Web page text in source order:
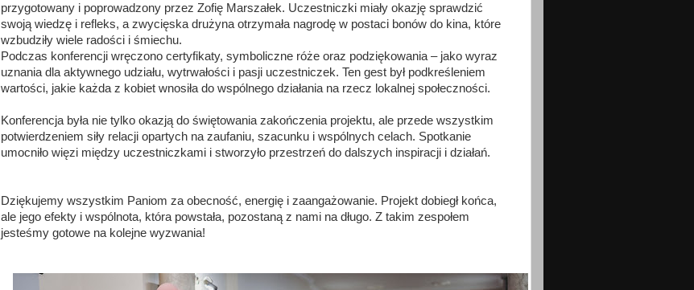
przygotowany i poprowadzony przez Zofię Marszałek. Uczestniczki miały okazję sprawdzić
swoją wiedzę i refleks, a zwycięska drużyna otrzymała nagrodę w postaci bonów do kina, które
wzbudziły wiele radości i śmiechu.
Podczas konferencji wręczono certyfikaty, symboliczne róże oraz podziękowania – jako wyraz
uznania dla aktywnego udziału, wytrwałości i pasji uczestniczek. Ten gest był podkreśleniem
wartości, jakie każda z kobiet wnosiła do wspólnego działania na rzecz lokalnej społeczności.
Konferencja była nie tylko okazją do świętowania zakończenia projektu, ale przede wszystkim
potwierdzeniem siły relacji opartych na zaufaniu, szacunku i wspólnych celach. Spotkanie
umocniło więzi między uczestniczkami i stworzyło przestrzeń do dalszych inspiracji i działań.
Dziękujemy wszystkim Paniom za obecność, energię i zaangażowanie. Projekt dobiegł końca,
ale jego efekty i wspólnota, która powstała, pozostaną z nami na długo. Z takim zespołem
jesteśmy gotowe na kolejne wyzwania!